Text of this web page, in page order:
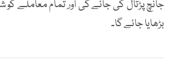
جانچ پڑتال کی جائے گی اور تمام معاملے کو
بڑھایا جائے گا۔